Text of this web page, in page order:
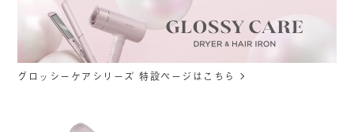
グロッシーケアシリーズ 特設ページはこちら